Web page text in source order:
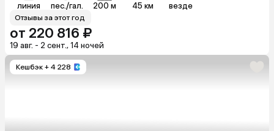
линия пес./гал. 200 м 45 км везде
Отзывы за этот год
от 220 816 ₽
19 авг. - 2 сент., 14 ночей
Кешбэк + 4 228